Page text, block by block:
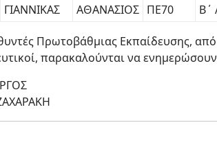
ΓΙΑΝΝΙΚΑΣ ΑΘΑΝΑΣΙΟΣ ΠΕ70 Β΄
Πρωτοβάθμιας Εκπαίδευσης,
παρακαλούνται να